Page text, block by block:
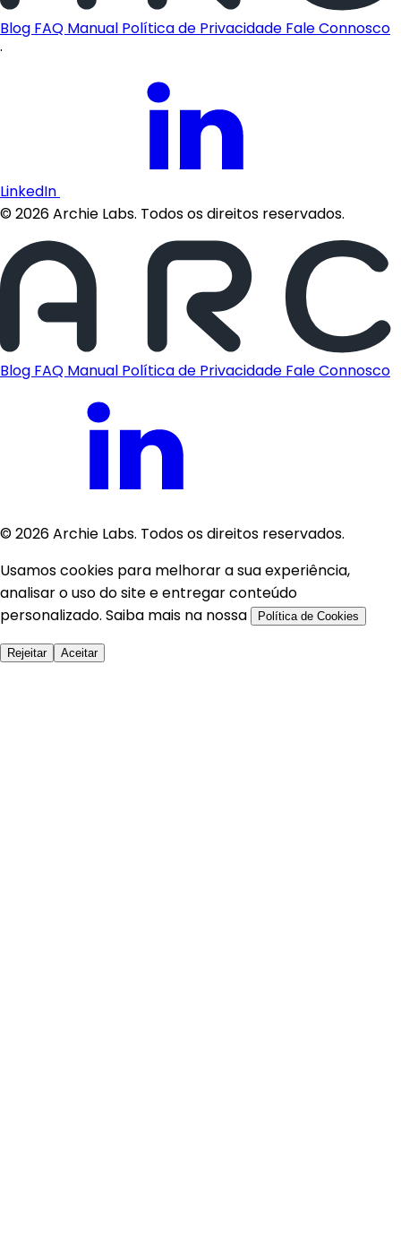
Blog FAQ Manual Política de Privacidade Fale Connosco
·
LinkedIn
©2026Archie Labs. Todos os direitos reservados.
Blog FAQ Manual Política de Privacidade Fale Connosco
©2026Archie Labs. Todos os direitos reservados.
Usamos cookies para melhorar a sua experiência,
analisar o uso do site e entregar conteúdo
personalizado. Saiba mais na nossa
Política de Cookies
Rejeitar Aceitar